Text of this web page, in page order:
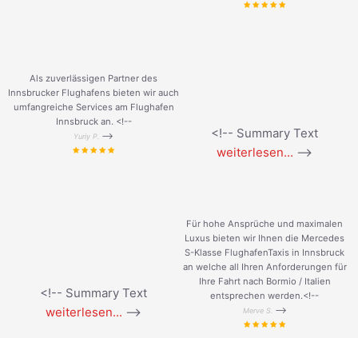
Als zuverlässigen Partner des
Innsbrucker Flughafens bieten wir auch
umfangreiche Services am Flughafen
Innsbruck an. <!--
Yuriy P. -->
<!-- Summary Text
weiterlesen... -->
<!-- Summary Text
weiterlesen... -->
Für hohe Ansprüche und maximalen
Luxus bieten wir Ihnen die Mercedes
S-Klasse FlughafenTaxis in Innsbruck
an welche all Ihren Anforderungen für
Ihre Fahrt nach Bormio / Italien
entsprechen werden.<!--
Merve S. -->